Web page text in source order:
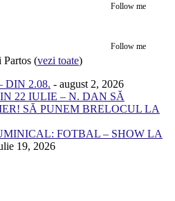
Follow me
Follow me
(vezi toate)
DIN 2.08. - august 2, 2026
22 IULIE – N. DAN SĂ
SĂ PUNEM BRELOCUL LA
FOTBAL – SHOW LA
19, 2026